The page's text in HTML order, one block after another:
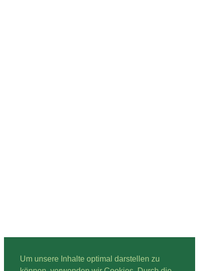
Um unsere Inhalte optimal darstellen zu